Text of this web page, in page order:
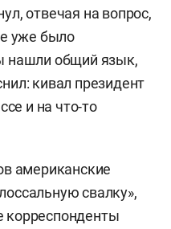
отвечая на вопрос,
уже было
нашли общий язык,
кивал президент
и на что-то
американские
свалку»,
корреспонденты